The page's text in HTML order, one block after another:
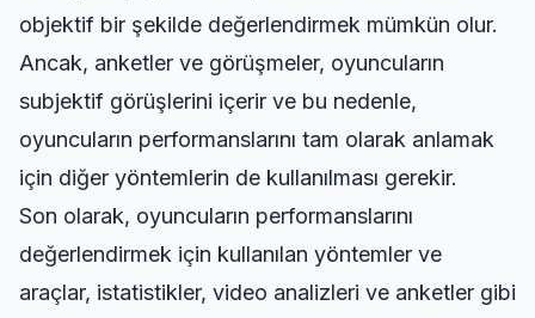
objektif bir şekilde değerlendirmek mümkün olur.
Ancak, anketler ve görüşmeler, oyuncuların
subjektif görüşlerini içerir ve bu nedenle,
oyuncuların performanslarını tam olarak anlamak
için diğer yöntemlerin de kullanılması gerekir.
Son olarak, oyuncuların performanslarını
değerlendirmek için kullanılan yöntemler ve
araçlar, istatistikler, video analizleri ve anketler gibi